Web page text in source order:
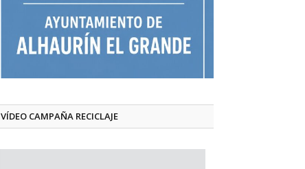
VÍDEO CAMPAÑA RECICLAJE